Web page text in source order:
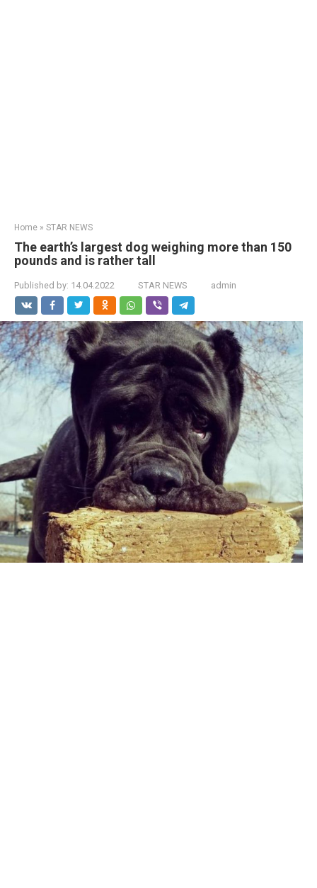
Home » STAR NEWS
The earth’s largest dog weighing more than 150
pounds and is rather tall
Published by: 14.04.2022 STAR NEWS admin